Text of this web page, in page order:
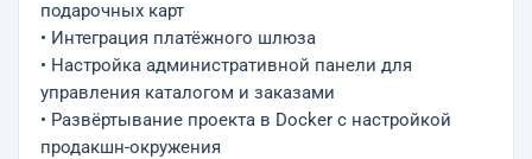
подарочных карт
• Интеграция платёжного шлюза
• Настройка административной панели для
управления каталогом и заказами
• Развёртывание проекта в Docker с настройкой
продакшн-окружения